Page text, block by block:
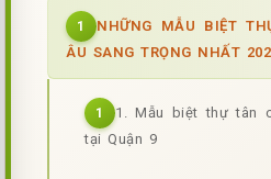
1
NHỮNG MẪU BIỆT
ÂU SANG TRỌNG NHẤT
1
1. Mẫu biệt thự tân
tại Quận 9